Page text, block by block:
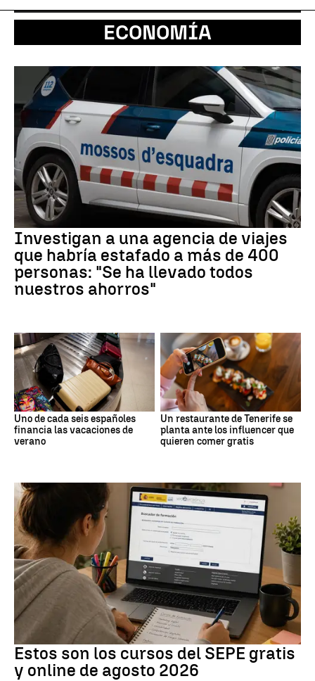
ECONOMÍA
Investigan a una agencia de viajes
que habría estafado a más de 400
personas: "Se ha llevado todos
nuestros ahorros"
Uno de cada seis españoles
financia las vacaciones de
verano
Un restaurante de Tenerife se
planta ante los influencer que
quieren comer gratis
Estos son los cursos del SEPE gratis
y online de agosto 2026